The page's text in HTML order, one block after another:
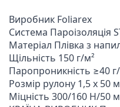
Виробник Foliarex
Система Пароізоляція
Матеріал Плівка з
Щільність 150 г/м²
Паропроникність ≥40
Розмір рулону 1,5 х 50
Міцність 300/160 Н/50